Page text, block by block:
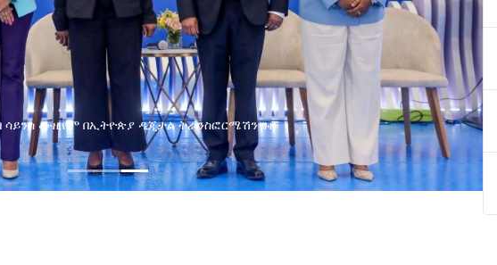
በአባልነት የየያዘ የኢኖቬሽን፣የዲጅታል ኢኮኖሚ እና
ቴክኖሎጂ የጋራ ግብረሃይል ተቋቋመ